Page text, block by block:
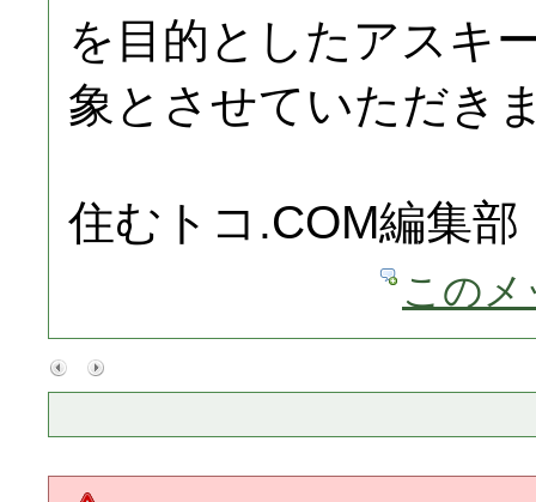
を目的としたアスキ
象とさせていただき
住むトコ.COM編集部
この